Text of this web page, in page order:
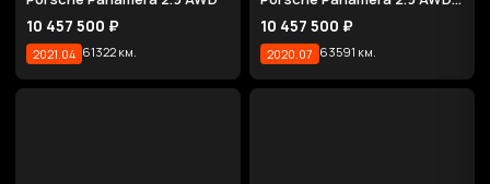
10 457 500 ₽
2021.04 61322 км.
10 457 500 ₽
2020.07 63591 км.